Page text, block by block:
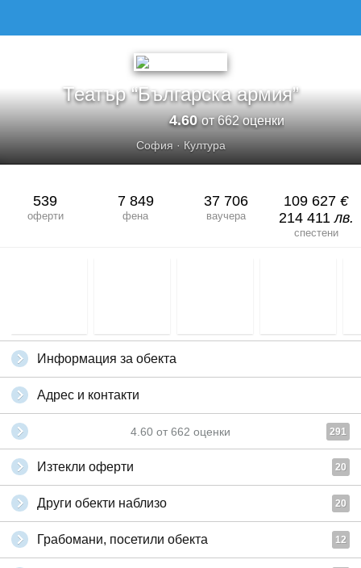
Театър “Българска армия”
4.60от 662 оценки
София· Култура
539
оферти
7 849
фена
37 706
ваучера
109 627 €
214 411лв.
спестени
Информация за обекта
Адрес и контакти
4.60 от 662 оценки 291
Изтекли оферти 20
Други обекти наблизо 20
Грабомани, посетили обекта 12